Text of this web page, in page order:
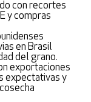
con recortes
y compras
en Brasil
del grano.
exportaciones
expectativas y